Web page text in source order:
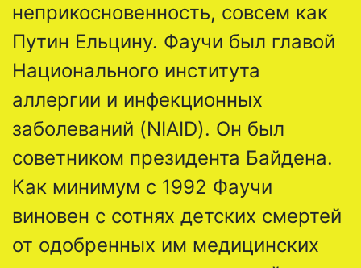
неприкосновенность, совсем как
Путин Ельцину. Фаучи был главой
Национального института
аллергии и инфекционных
заболеваний (NIAID). Он был
советником президента Байдена.
Как минимум с 1992 Фаучи
виновен с сотнях детских смертей
от одобренных им медицинских